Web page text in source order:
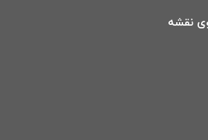
نقشه